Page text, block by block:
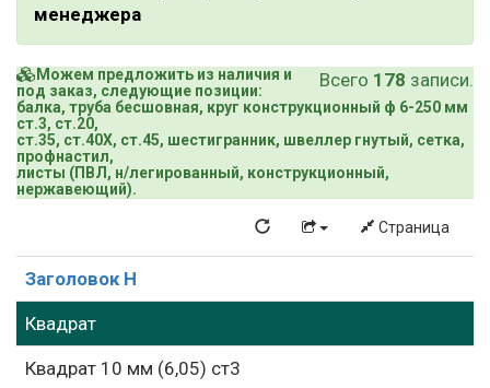
менеджера
Всего 178 записи.
Можем предложить из наличия и
под заказ, следующие позиции:
балка, труба бесшовная, круг конструкционный ф 6-250 мм
ст.3, ст.20,
ст.35, ст.40Х, ст.45, шестигранник, швеллер гнутый, сетка,
профнастил,
листы (ПВЛ, н/легированный, конструкционный,
нержавеющий).
Страница
Заголовок H
Квадрат
Квадрат 10 мм (6,05) ст3